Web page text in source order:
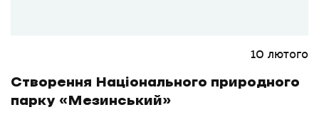
10 лютого
Створення Національного природного
парку «Мезинський»